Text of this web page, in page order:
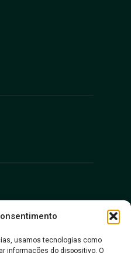
usamos tecnologias como
informações do dispositivo. O